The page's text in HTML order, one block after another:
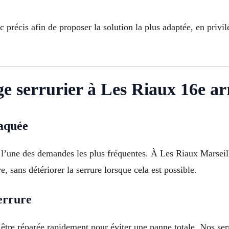
précis afin de proposer la solution la plus adaptée, en
serrurier à Les Riaux 16e
des demandes les plus fréquentes. À Les Riaux
sans détériorer la serrure lorsque cela est possible.